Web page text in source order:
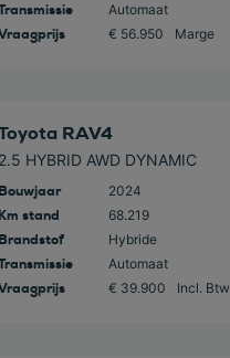
Automaat
€ 56.950 Marge
RAV4
2.5 HYBRID AWD DYNAMIC
Bouwjaar 2024
Km stand 68.219
Brandstof Hybride
Automaat
€ 39.900 Incl. Btw